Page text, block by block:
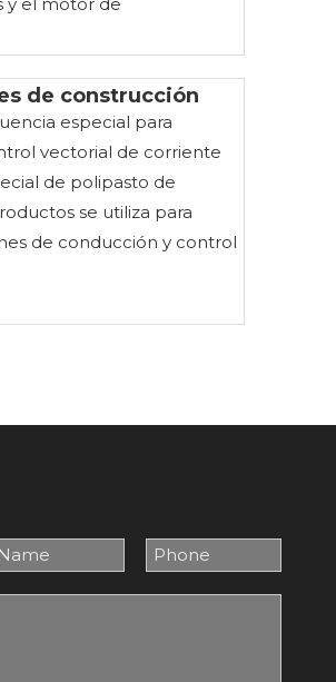
de construcción
especial para
vectorial de corriente
de polipasto de
se utiliza para
de conducción y control